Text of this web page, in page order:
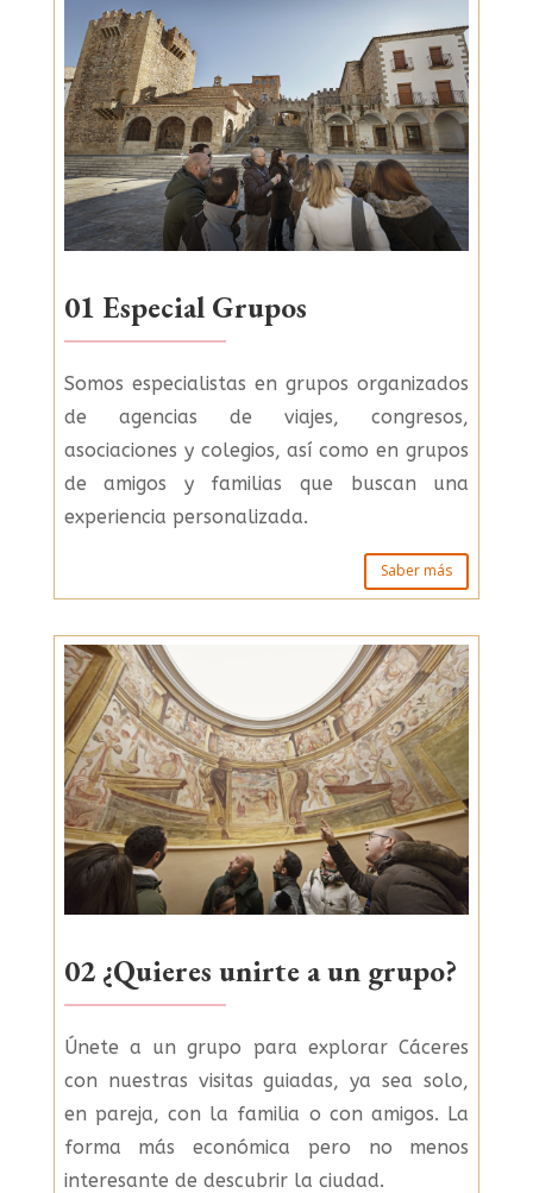
01 Especial Grupos
Somos especialistas en grupos organizados
de agencias de viajes, congresos,
asociaciones y colegios, así como en grupos
de amigos y familias que buscan una
experiencia personalizada.
Saber más
02 ¿Quieres unirte a un grupo?
Únete a un grupo para explorar Cáceres
con nuestras visitas guiadas, ya sea solo,
en pareja, con la familia o con amigos. La
forma más económica pero no menos
interesante de descubrir la ciudad.